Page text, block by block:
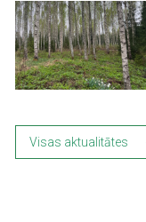
Attēls
Visas aktualitātes